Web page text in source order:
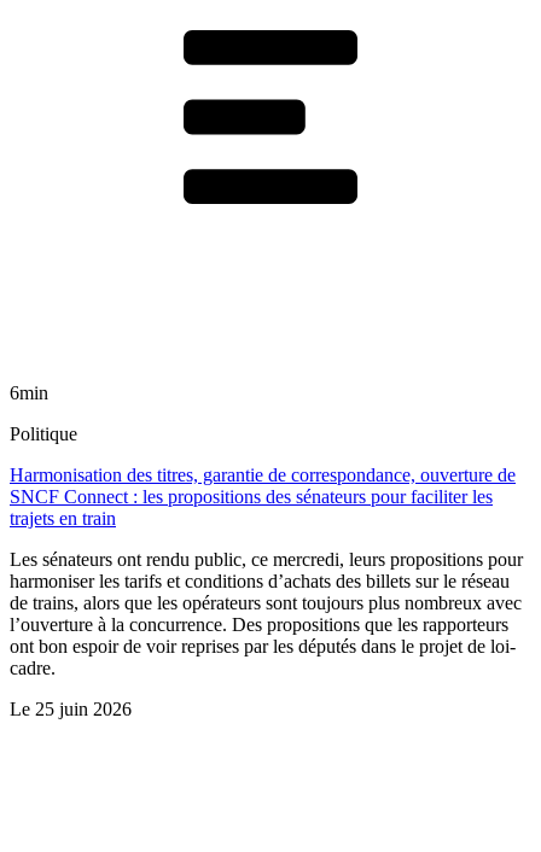
6min
Politique
Harmonisation des titres, garantie de correspondance, ouverture de
SNCF Connect : les propositions des sénateurs pour faciliter les
trajets en train
Les sénateurs ont rendu public, ce mercredi, leurs propositions pour
harmoniser les tarifs et conditions d’achats des billets sur le réseau
de trains, alors que les opérateurs sont toujours plus nombreux avec
l’ouverture à la concurrence. Des propositions que les rapporteurs
ont bon espoir de voir reprises par les députés dans le projet de loi-
cadre.
Le 25 juin 2026